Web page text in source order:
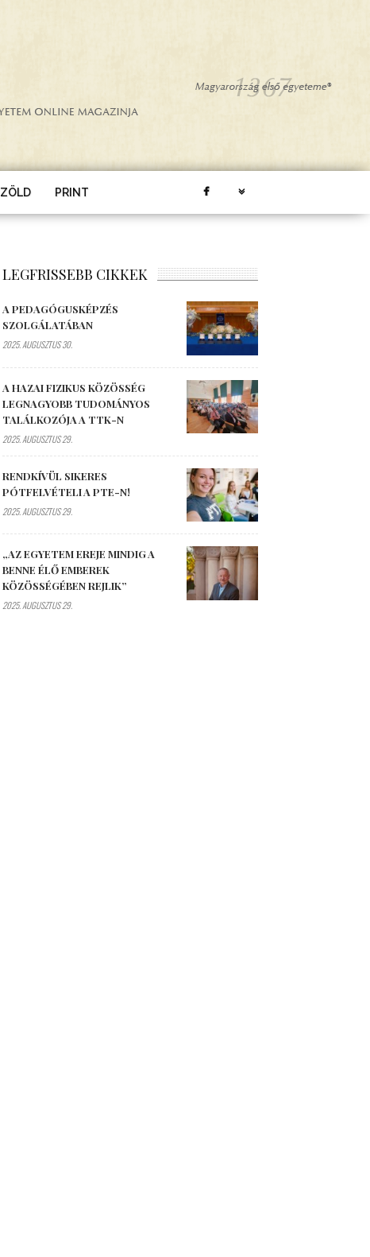
ZÖLD PRINT
LEGFRISSEBB CIKKEK
A PEDAGÓGUSKÉPZÉS
SZOLGÁLATÁBAN
2025. AUGUSZTUS 30.
A HAZAI FIZIKUS KÖZÖSSÉG
LEGNAGYOBB TUDOMÁNYOS
TALÁLKOZÓJA A TTK-N
2025. AUGUSZTUS 29.
RENDKÍVÜL SIKERES
PÓTFELVÉTELI A PTE-N!
2025. AUGUSZTUS 29.
„AZ EGYETEM EREJE MINDIG A
BENNE ÉLŐ EMBEREK
KÖZÖSSÉGÉBEN REJLIK”
2025. AUGUSZTUS 29.